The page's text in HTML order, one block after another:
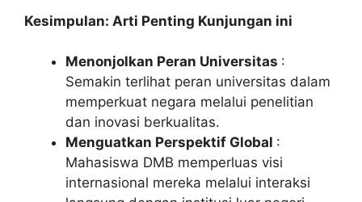
Kesimpulan: Arti Penting Kunjungan ini
Menonjolkan Peran Universitas :
Semakin terlihat peran universitas dalam
memperkuat negara melalui penelitian
dan inovasi berkualitas.
Menguatkan Perspektif Global :
Mahasiswa DMB memperluas visi
internasional mereka melalui interaksi